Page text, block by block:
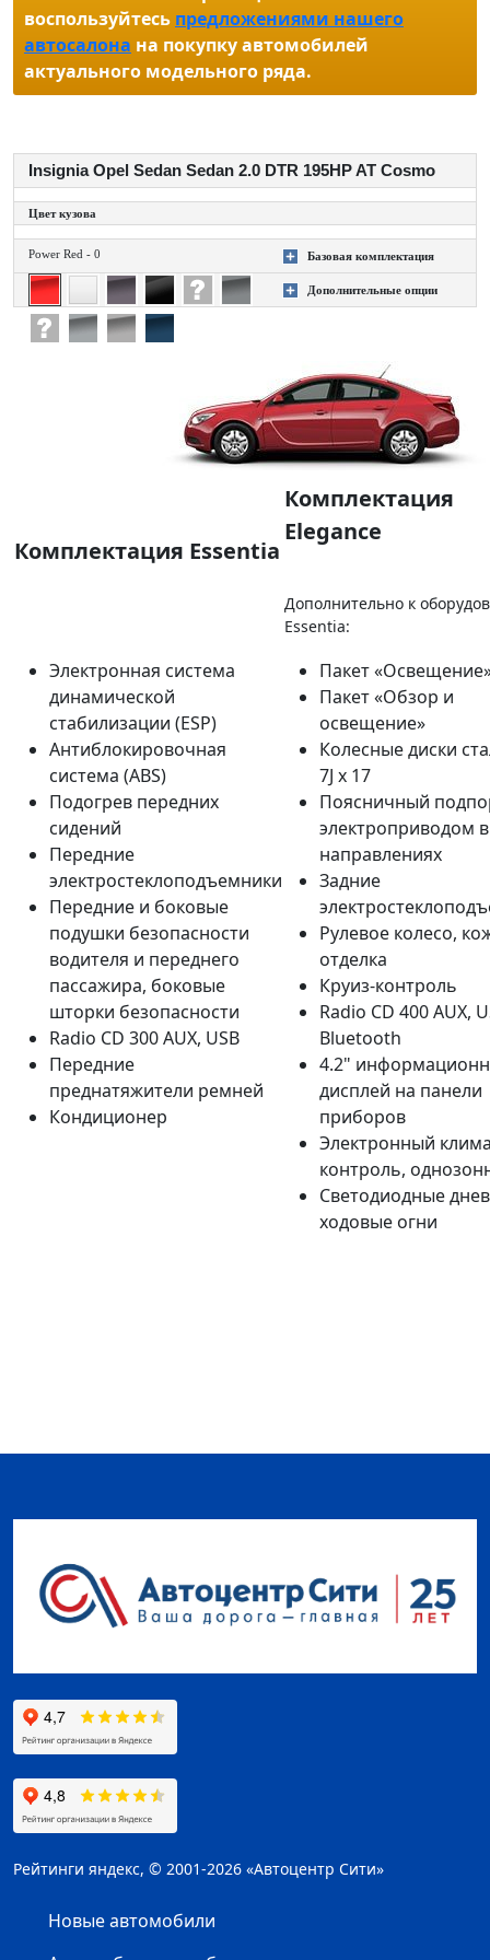
воспользуйтесь предложениями нашего
автосалона на покупку автомобилей
актуального модельного ряда.
Insignia Opel Sedan Sedan 2.0 DTR 195HP AT Cosmo
Цвет кузова
Power Red - 0
Базовая комплектация
Дополнительные опции
Комплектация Essentia
Комплектация
Elegance
Дополнительно к
Essentia:
Электронная система
динамической
стабилизации (ESP)
Антиблокировочная
система (ABS)
Подогрев передних
сидений
Передние
электростеклоподъемники
Передние и боковые
подушки безопасности
водителя и переднего
пассажира, боковые
шторки безопасности
Radio CD 300 AUX, USB
Передние
преднатяжители ремней
Кондиционер
Пакет
Пакет «Обзор и
освещение»
Колесные диски
7J x 17
Поясничный
электроприводом
направлениях
Задние
Рулевое колесо,
отделка
Круиз-контроль
Radio CD 400 AUX,
Bluetooth
4.2"
дисплей на панели
приборов
Электронный
контроль,
Светодиодные
ходовые огни
Рейтинги яндекс, © 2001-2026 «Автоцентр Сити»
Новые автомобили